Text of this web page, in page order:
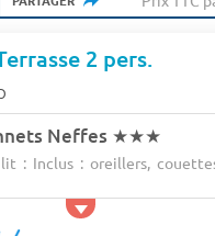
2 pers.
Neffes ★★★
: Inclus : oreillers,